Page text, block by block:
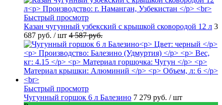
Быстрый просмотр
Казан чугунный узбекский с крышкой сковородой 12 л 3
687 руб. / шт 4 587 руб.
Быстрый просмотр
Чугунный горшок 6 л Балезино 7 279 руб. / шт